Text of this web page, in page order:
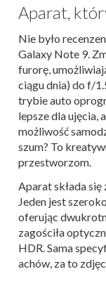
Aparat,
Nie było
Galaxy Note 9.
furorę,
ciągu dnia) do f/
trybie auto
lepsze dla ujęcia,
możliwość
szum? To
przestworzom.
Aparat składa
Jeden jest
oferując
zagościła
HDR. Sama
achów, za to